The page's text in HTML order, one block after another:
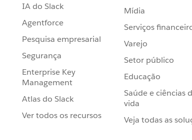
IA do Slack
Agentforce
Pesquisa empresarial
Segurança
Enterprise Key
Management
Atlas do Slack
Ver todos os recursos
Mídia
Serviços
Varejo
Setor público
Educação
Saúde e ciências
vida
Veja todas as